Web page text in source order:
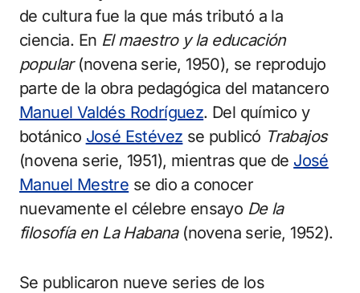
de cultura fue la que más tributó a la
ciencia. En El maestro y la educación
popular(novena serie, 1950), se reprodujo
parte de la obra pedagógica del matancero
Manuel Valdés Rodríguez. Del químico y
botánico José Estévez se publicó Trabajos
(novena serie, 1951), mientras que de José
Manuel Mestre se dio a conocer
nuevamente el célebre ensayo De la
filosofía en La Habana(novena serie, 1952).
Se publicaron nueve series de los